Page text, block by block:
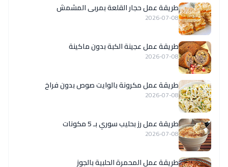
طريقة عمل حجار القلعة بمربى المشمش
2026-07-08
طريقة عمل عجينة الكبة بدون ماكينة
2026-07-08
طريقة عمل مكرونة بالوايت صوص بدون فراخ
2026-07-08
طريقة عمل رز بحليب سوري بـ 5 مكونات
2026-07-08
طريقة عمل المحمرة الحلبية بالجوز